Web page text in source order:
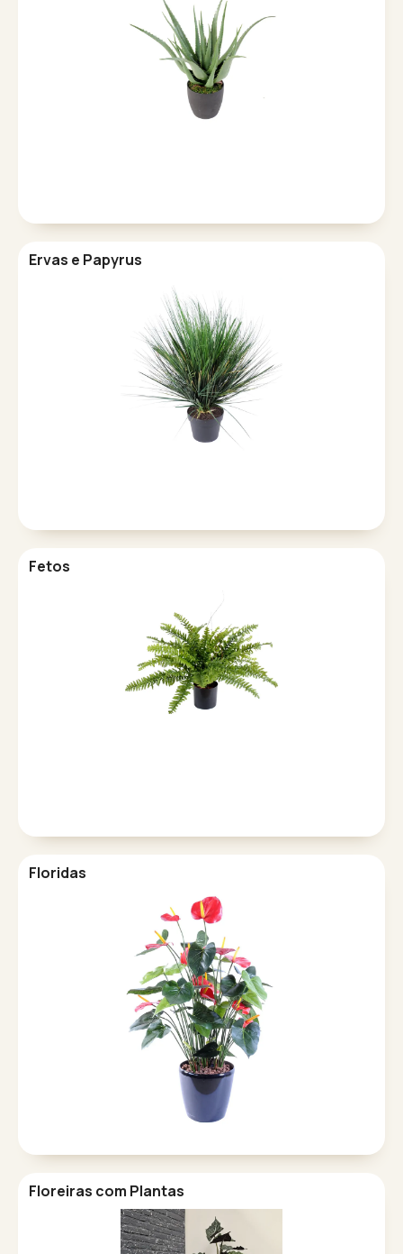
Ervas e Papyrus
Fetos
Floridas
Floreiras com Plantas